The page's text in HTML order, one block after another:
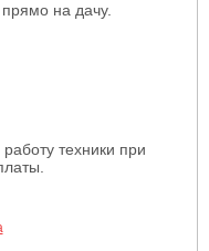
на дачу.
техники при